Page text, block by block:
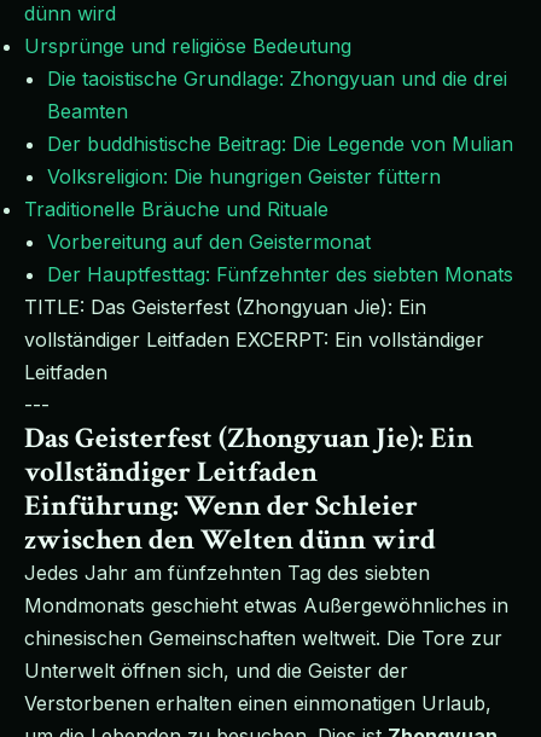
dünn wird
Ursprünge und religiöse Bedeutung
Die taoistische Grundlage: Zhongyuan und die drei
Beamten
Der buddhistische Beitrag: Die Legende von Mulian
Volksreligion: Die hungrigen Geister füttern
Traditionelle Bräuche und Rituale
Vorbereitung auf den Geistermonat
Der Hauptfesttag: Fünfzehnter des siebten Monats
TITLE: Das Geisterfest (Zhongyuan Jie): Ein
vollständiger Leitfaden EXCERPT: Ein vollständiger
Leitfaden
---
Das Geisterfest (Zhongyuan Jie): Ein
vollständiger Leitfaden
Einführung: Wenn der Schleier
zwischen den Welten dünn wird
Jedes Jahr am fünfzehnten Tag des siebten
Mondmonats geschieht etwas Außergewöhnliches in
chinesischen Gemeinschaften weltweit. Die Tore zur
Unterwelt öffnen sich, und die Geister der
Verstorbenen erhalten einen einmonatigen Urlaub,